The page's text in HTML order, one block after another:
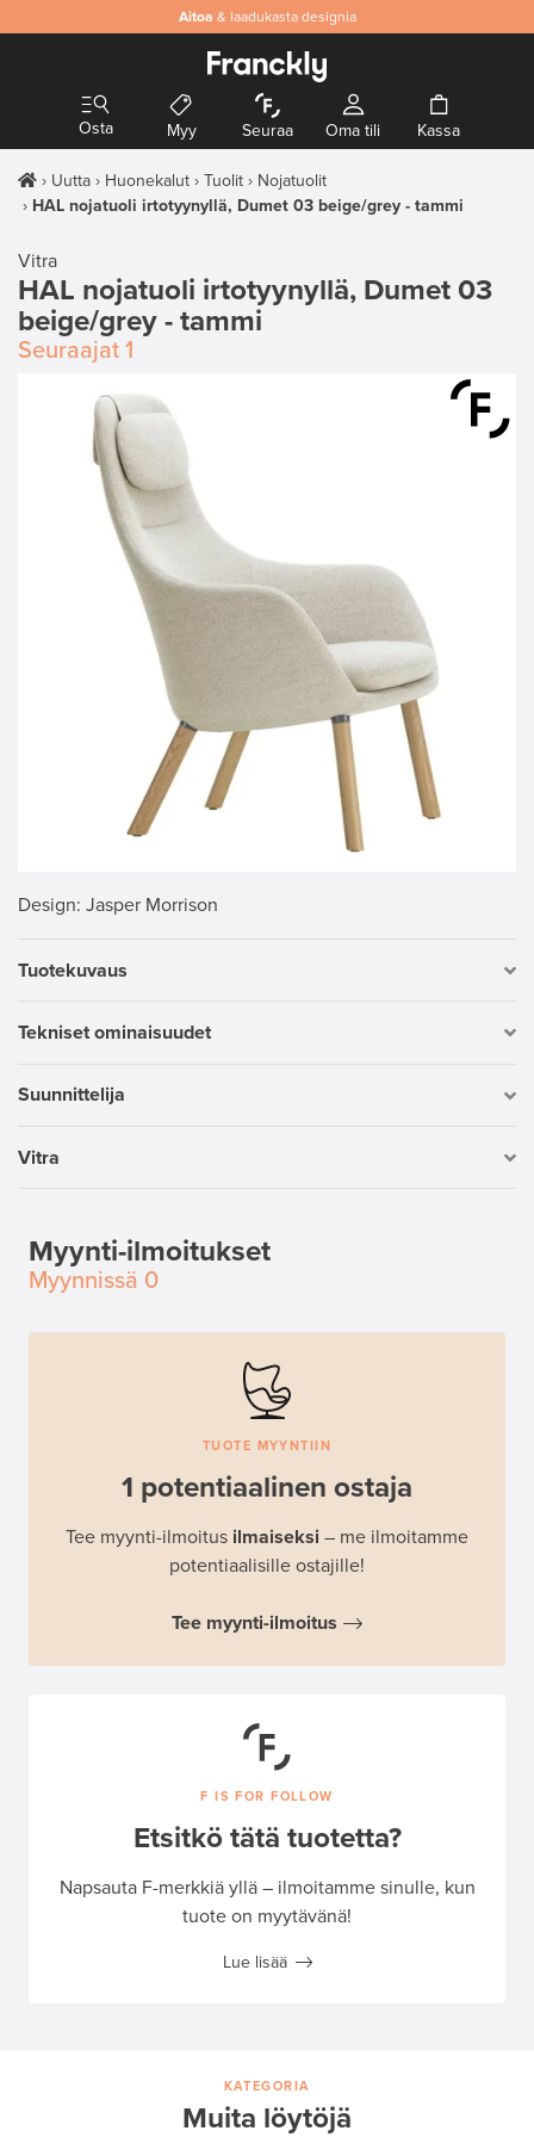
Aitoa & laadukasta designia
Osta Myy Seuraa Oma tili Kassa
Uutta Huonekalut Tuolit
Nojatuolit
HAL nojatuoli irtotyynyllä, Dumet 03 beige/grey - tammi
Vitra
HAL nojatuoli irtotyynyllä, Dumet 03
beige/grey - tammi
Seuraajat 1
Design: Jasper Morrison
Tuotekuvaus
Tekniset ominaisuudet
Suunnittelija
Vitra
Myynti-ilmoitukset
Myynnissä 0
TUOTE MYYNTIIN
1 potentiaalinen ostaja
Tee myynti-ilmoitus ilmaiseksi – me ilmoitamme
potentiaalisille ostajille!
Tee myynti-ilmoitus
F IS FOR FOLLOW
Etsitkö tätä tuotetta?
Napsauta F-merkkiä yllä – ilmoitamme sinulle, kun
tuote on myytävänä!
Lue lisää
KATEGORIA
Muita löytöjä